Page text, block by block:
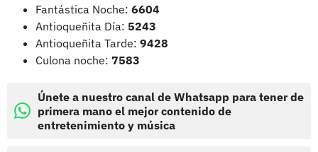
Fantástica Noche: 6604
Antioqueñita Día: 5243
Antioqueñita Tarde: 9428
Culona noche: 7583
Únete a nuestro canal de Whatsapp para tener de
primera mano el mejor contenido de
entretenimiento y música